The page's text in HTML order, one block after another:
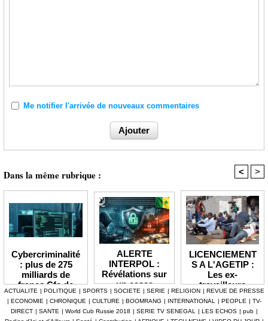
Me notifier l'arrivée de nouveaux commentaires
Dans la même rubrique : < >
Cybercriminalité
: plus de 275
milliards de
francs Cfa de
pertes
enregistrées en
Afrique depuis
ALERTE
INTERPOL :
Révélations sur
un casse
numérique à 4,7
milliards F Cfa
ciblant le
LICENCIEMENT
S A L'AGETIP :
Les ex-
travailleurs
dénoncent une
gestion
«népotique» et
ACTUALITE | POLITIQUE | SPORTS | SOCIETE | SERIE | RELIGION | REVUE DE PRESSE
| ECONOMIE | CHRONIQUE | CULTURE | BOOMRANG | INTERNATIONAL | PEOPLE | TV-
DIRECT | SANTE | World Cub Russie 2018 | SERIE TV SENEGAL | LES ECHOS | pub |